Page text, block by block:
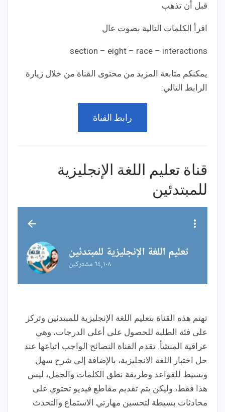
قبل أن تذهب
اقرأ الكلمات التالية بصوت عال
section – eight – race – interactions
يمكنكم متابعة المزيد من محتوى القناة من خلال زيارة
الرابط التالي:
رابط القناة
قناة تعليم اللغة الإنجليزية
للمبتدئين
تهتم هذه القناة بتعليم اللغة الإنجليزية للمبتدئين وتركز
على فئة الطلبة للحصول على أعلى الدرجات، وهي
عراقية المنشأ. تقدم القناة النصائح الواجب اتباعها عند
حل اختبار اللغة الانجليزية، بالإضافة إلى شرح سهل
وبسيط للقواعد وطريقة نطق الكلمات والجمل، ليس
هذا فقط، وليكن يتم تقديم مقاطع فيديو تحتوي على
محادثات بسيطة لتحسين مهارتي الاستماع والتحدث